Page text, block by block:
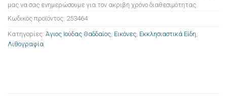
μας να σας ενημερώσουμε για τον ακριβή χρόνο διαθεσιμότητας.
Κωδικός προϊόντος: 253464
Κατηγορίες: Άγιος Ιούδας Θαδδαίος Εικόνες Εκκλησιαστικά Είδη
Λιθογραφία